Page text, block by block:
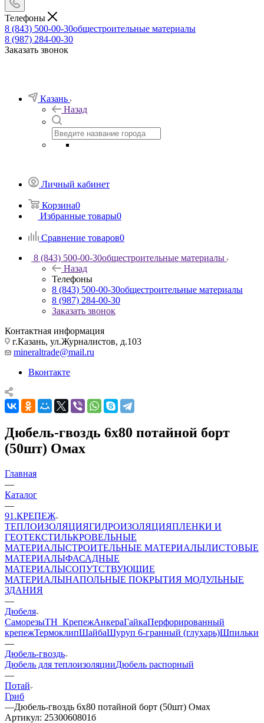
Телефоны
8 (843) 500-00-30общестроительные материалы
8 (987) 284-00-30
Заказать звонок
Казань
Назад
Личный кабинет
Корзина0
Избранные товары0
Сравнение товаров0
8 (843) 500-00-30общестроительные материалы
Назад
Телефоны
8 (843) 500-00-30общестроительные материалы
8 (987) 284-00-30
Заказать звонок
Контактная информация
г.Казань, ул.Журналистов, д.103
mineraltrade@mail.ru
Вконтакте
Дюбель-гвоздь 6х80 потайной борт
(50шт) Омах
Главная
—
Каталог
—
91.КРЕПЕЖ
ТЕПЛОИЗОЛЯЦИЯГИДРОИЗОЛЯЦИЯПЛЕНКИ И
ГЕОТЕКСТИЛЬКРОВЕЛЬНЫЕ
МАТЕРИАЛЫСТРОИТЕЛЬНЫЕ МАТЕРИАЛЫЛИСТОВЫЕ
МАТЕРИАЛЫФАСАДНЫЕ
МАТЕРИАЛЫСОПУТСТВУЮЩИЕ
МАТЕРИАЛЫНАПОЛЬНЫЕ ПОКРЫТИЯ МОДУЛЬНЫЕ
ЗДАНИЯ
—
Дюбеля
СаморезыТН_КрепежАнкераГайкаПерфорированный
крепежТермоклипШайбаШуруп 6-гранный (глухарь)Шпильки
—
Дюбель-гвоздь
Дюбель для теплоизоляцииДюбель распорный
—
Потай
Гриб
—Дюбель-гвоздь 6х80 потайной борт (50шт) Омах
Артикул: 2530060801б